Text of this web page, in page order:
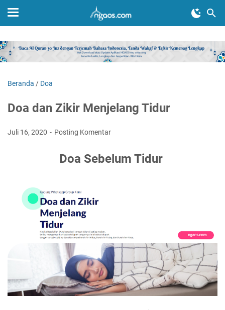
Beranda / Doa
Doa dan Zikir Menjelang Tidur
Juli 16, 2020 Posting Komentar
Doa Sebelum Tidur